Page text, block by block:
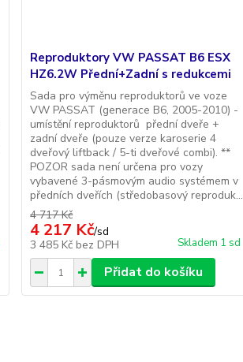
Reproduktory VW PASSAT B6 ESX
HZ6.2W Přední+Zadní s redukcemi
Sada pro výměnu reproduktorů ve voze
VW PASSAT (generace B6, 2005-2010) -
umístění reproduktorů přední dveře +
zadní dveře (pouze verze karoserie 4
dveřový liftback / 5-ti dveřové combi). **
POZOR sada není určena pro vozy
vybavené 3-pásmovým audio systémem v
předních dveřích (středobasový reproduk...
4 717 Kč
4 217 Kč/sd
3 485 Kč bez DPH Skladem 1 sd
Přidat do košíku